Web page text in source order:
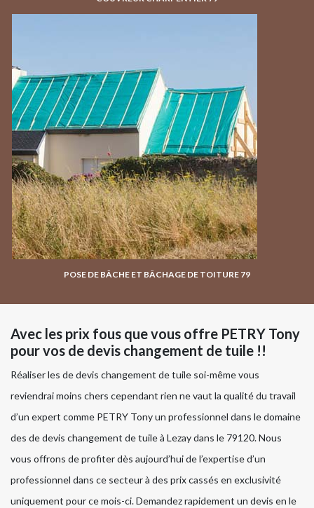
POSE DE BÂCHE ET BÂCHAGE DE TOITURE 79
Avec les prix fous que vous offre PETRY Tony
pour vos de devis changement de tuile !!
Réaliser les de devis changement de tuile soi-même vous
reviendrai moins chers cependant rien ne vaut la qualité du travail
d’un expert comme PETRY Tony un professionnel dans le domaine
des de devis changement de tuile à Lezay dans le 79120. Nous
vous offrons de profiter dès aujourd’hui de l’expertise d’un
professionnel dans ce secteur à des prix cassés en exclusivité
uniquement pour ce mois-ci. Demandez rapidement un devis en le